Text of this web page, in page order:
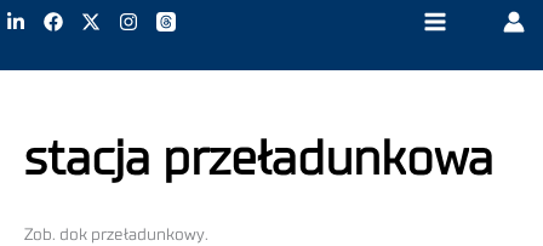
stacja przeładunkowa
Zob. dok przeładunkowy.